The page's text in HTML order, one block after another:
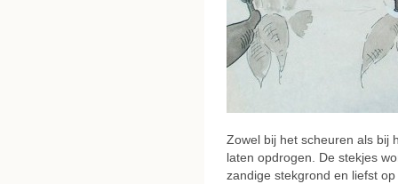
Zowel bij het scheuren als bij
laten opdrogen. De stekjes
zandige stekgrond en liefst